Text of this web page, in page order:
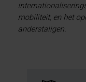
mobiliteit, en het
anderstaligen.